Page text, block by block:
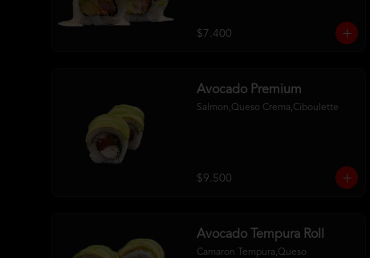
$7.400
Avocado Premium
Salmon,Queso Crema,Ciboulette
$9.500
Avocado Tempura Roll
Camaron Tempura,Queso